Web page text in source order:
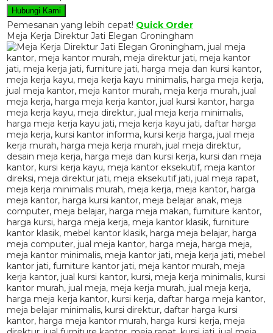
Hubungi Kami
Pemesanan yang lebih cepat! Quick Order
Meja Kerja Direktur Jati Elegan Groningham